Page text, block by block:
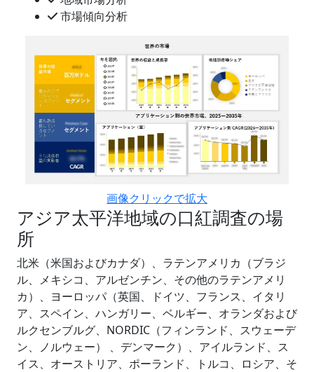
市場傾向分析
画像クリックで拡大
アジア太平洋地域の口紅調査の場
所
北米（米国およびカナダ）、ラテンアメリカ（ブラジ
ル、メキシコ、アルゼンチン、その他のラテンアメリ
カ）、ヨーロッパ（英国、ドイツ、フランス、イタリ
ア、スペイン、ハンガリー、ベルギー、オランダおよび
ルクセンブルグ、NORDIC（フィンランド、スウェーデ
ン、ノルウェー） 、デンマーク）、アイルランド、ス
イス、オーストリア、ポーランド、トルコ、ロシア、そ